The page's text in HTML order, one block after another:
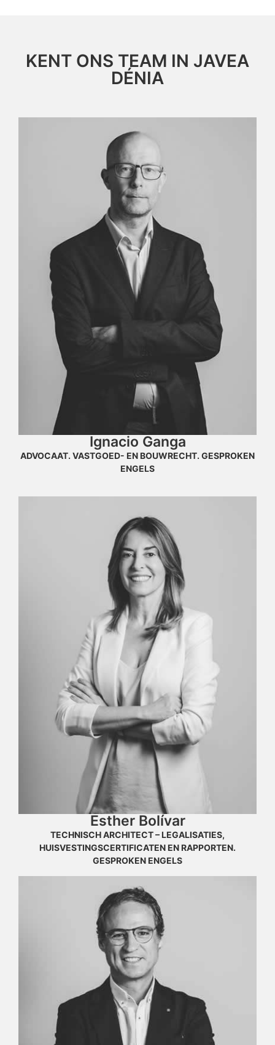
KENT ONS TEAM IN JAVEA
DÉNIA
Ignacio Ganga
ADVOCAAT. VASTGOED- EN BOUWRECHT. GESPROKEN
ENGELS
Esther Bolívar
TECHNISCH ARCHITECT – LEGALISATIES,
HUISVESTINGSCERTIFICATEN EN RAPPORTEN.
GESPROKEN ENGELS